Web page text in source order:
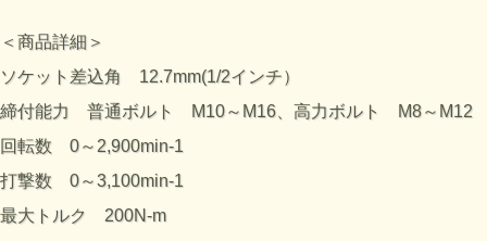
＜商品詳細＞
ソケット差込角 12.7mm(1/2インチ）
締付能力 普通ボルト M10～M16、高力ボルト M8～M12
回転数 0～2,900min-1
打撃数 0～3,100min-1
最大トルク 200N-m